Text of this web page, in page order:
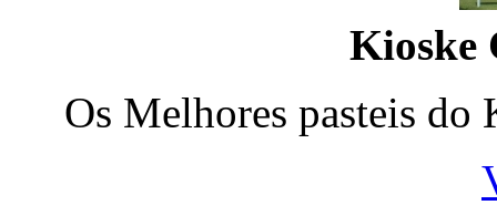
Kioske
Os Melhores pasteis do